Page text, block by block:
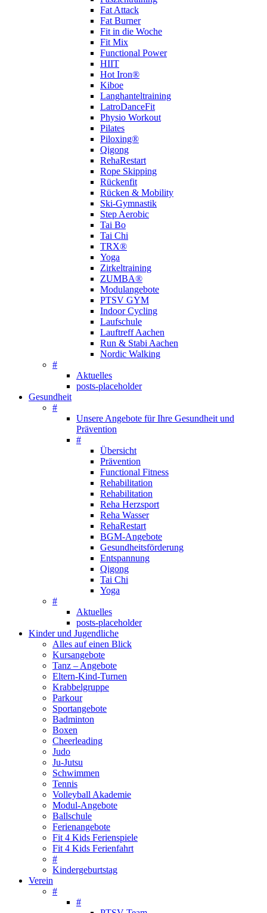
Fat Attack
Fat Burner
Fit in die Woche
Fit Mix
Functional Power
HIIT
Hot Iron®
Kiboe
Langhanteltraining
LatroDanceFit
Physio Workout
Pilates
Piloxing®
Qigong
RehaRestart
Rope Skipping
Rückenfit
Rücken & Mobility
Ski-Gymnastik
Step Aerobic
Tai Bo
Tai Chi
TRX®
Yoga
Zirkeltraining
ZUMBA®
Modulangebote
PTSV GYM
Indoor Cycling
Laufschule
Lauftreff Aachen
Run & Stabi Aachen
Nordic Walking
#
Aktuelles
posts-placeholder
Gesundheit
#
Unsere Angebote für Ihre Gesundheit und
Prävention
#
Übersicht
Prävention
Functional Fitness
Rehabilitation
Rehabilitation
Reha Herzsport
Reha Wasser
RehaRestart
BGM-Angebote
Gesundheitsförderung
Entspannung
Qigong
Tai Chi
Yoga
#
Aktuelles
posts-placeholder
Kinder und Jugendliche
Alles auf einen Blick
Kursangebote
Tanz – Angebote
Eltern-Kind-Turnen
Krabbelgruppe
Parkour
Sportangebote
Badminton
Boxen
Cheerleading
Judo
Ju-Jutsu
Schwimmen
Tennis
Volleyball Akademie
Modul-Angebote
Ballschule
Ferienangebote
Fit 4 Kids Ferienspiele
Fit 4 Kids Ferienfahrt
#
Kindergeburtstag
Verein
#
#